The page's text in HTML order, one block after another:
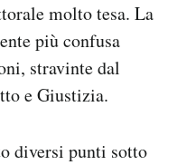
molto tesa. La
più confusa
stravinte dal
e Giustizia.
diversi punti sotto